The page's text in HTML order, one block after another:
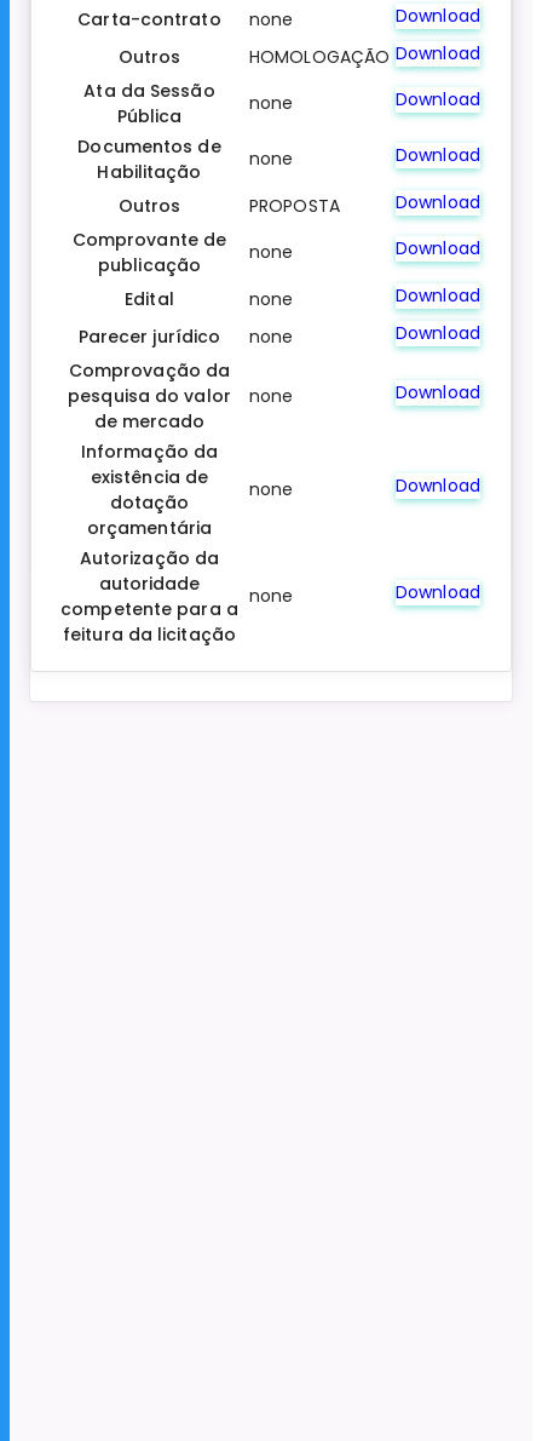
Carta-contrato none
Download
Outros
HOMOLOGAÇÃO Download
Ata da Sessão
Pública
none
Download
Documentos de
Habilitação
none Download
Outros PROPOSTA
Download
Comprovante de
publicação
none Download
Edital none
Download
Parecer jurídico
none
Download
Comprovação da
pesquisa do valor
de mercado
none Download
Informação da
existência de
dotação
orçamentária
none Download
Autorização da
autoridade
competente para a
feitura da licitação
none Download